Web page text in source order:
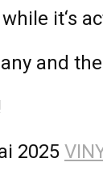
it‘s
and the
2025